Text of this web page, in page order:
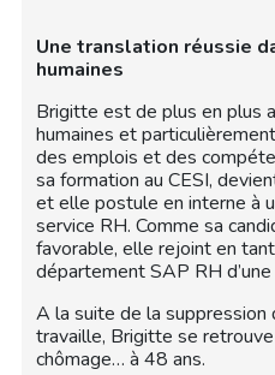
Une translation réussie
humaines
Brigitte est de plus en plus
humaines et
des emplois et des
sa formation au CESI,
et elle postule en interne à
service RH. Comme sa
favorable, elle rejoint en
département SAP RH d’une
A la suite de la suppression
travaille, Brigitte se
chômage… à 48 ans.